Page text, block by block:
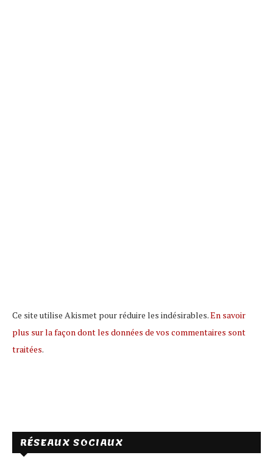
Ce site utilise Akismet pour réduire les indésirables.En savoir
plus sur la façon dont les données de vos commentaires sont
traitées.
RÉSEAUX SOCIAUX